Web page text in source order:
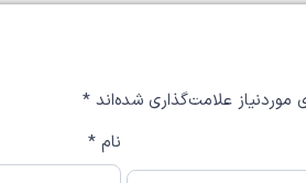
علامت‌گذاری شده‌اند *
نام *